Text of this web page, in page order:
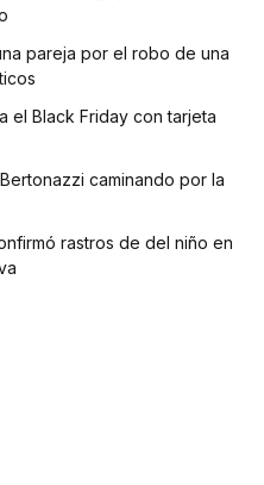
pareja por el robo de una
el Black Friday con tarjeta
caminando por la
rastros de del niño en